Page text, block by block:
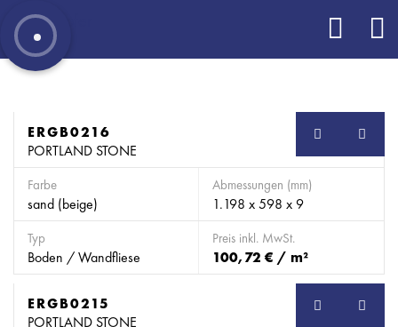
SB
ERGB0216
PORTLAND STONE
Farbe
sand (beige)
Abmessungen (mm)
1.198 x 598 x 9
Typ
Boden / Wandfliese
Preis inkl. MwSt.
100,72 € / m²
SB
ERGB0215
PORTLAND STONE